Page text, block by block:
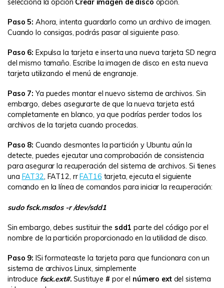
Paso 5: Ahora, intenta guardarlo como un archivo de imagen.
Cuando lo consigas, podrás pasar al siguiente paso.
Paso 6: Expulsa la tarjeta e inserta una nueva tarjeta SD negra
del mismo tamaño. Escribe la imagen de disco en esta nueva
tarjeta utilizando el menú de engranaje.
Paso 7: Ya puedes montar el nuevo sistema de archivos. Sin
embargo, debes asegurarte de que la nueva tarjeta está
completamente en blanco, ya que podrías perder todos los
archivos de la tarjeta cuando procedas.
Paso 8: Cuando desmontes la partición y Ubuntu aún la
detecte, puedes ejecutar una comprobación de consistencia
para asegurar la recuperación del sistema de archivos. Si tienes
una FAT32, FAT12, rr FAT16 tarjeta, ejecuta el siguiente
comando en la línea de comandos para iniciar la recuperación:
sudo fsck.msdos -r /dev/sdd1
Sin embargo, debes sustituir the sdd1parte del código por el
nombre de la partición proporcionado en la utilidad de disco.
Paso 9: ISi formateaste la tarjeta para que funcionara con un
sistema de archivos Linux, simplemente
introduce fsck.ext#.Sustituye # por el número ext del sistema